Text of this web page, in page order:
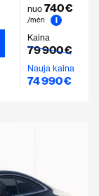
nuo 740 €
/mėn
i
Kaina
79 900 €
Nauja kaina
74 990 €